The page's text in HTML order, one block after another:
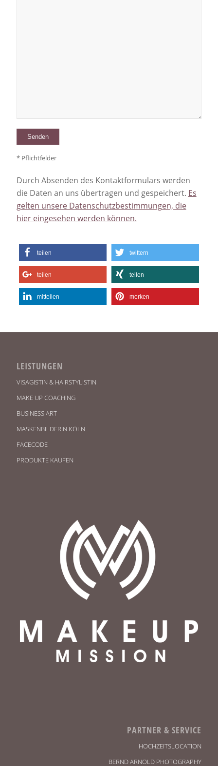
* Pflichtfelder
Durch Absenden des Kontaktformulars werden
die Daten an uns übertragen und gespeichert. Es
gelten unsere Datenschutzbestimmungen, die
hier eingesehen werden können.
teilen twittern
teilen teilen
mitteilen merken
LEISTUNGEN
VISAGISTIN & HAIRSTYLISTIN
MAKE UP COACHING
BUSINESS ART
MASKENBILDERIN KÖLN
FACECODE
PRODUKTE KAUFEN
PARTNER & SERVICE
HOCHZEITSLOCATION
BERND ARNOLD PHOTOGRAPHY